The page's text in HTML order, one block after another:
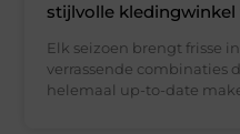
stijlvolle kledingwinkel
Elk seizoen brengt frisse
verrassende combinaties
helemaal up-to-date